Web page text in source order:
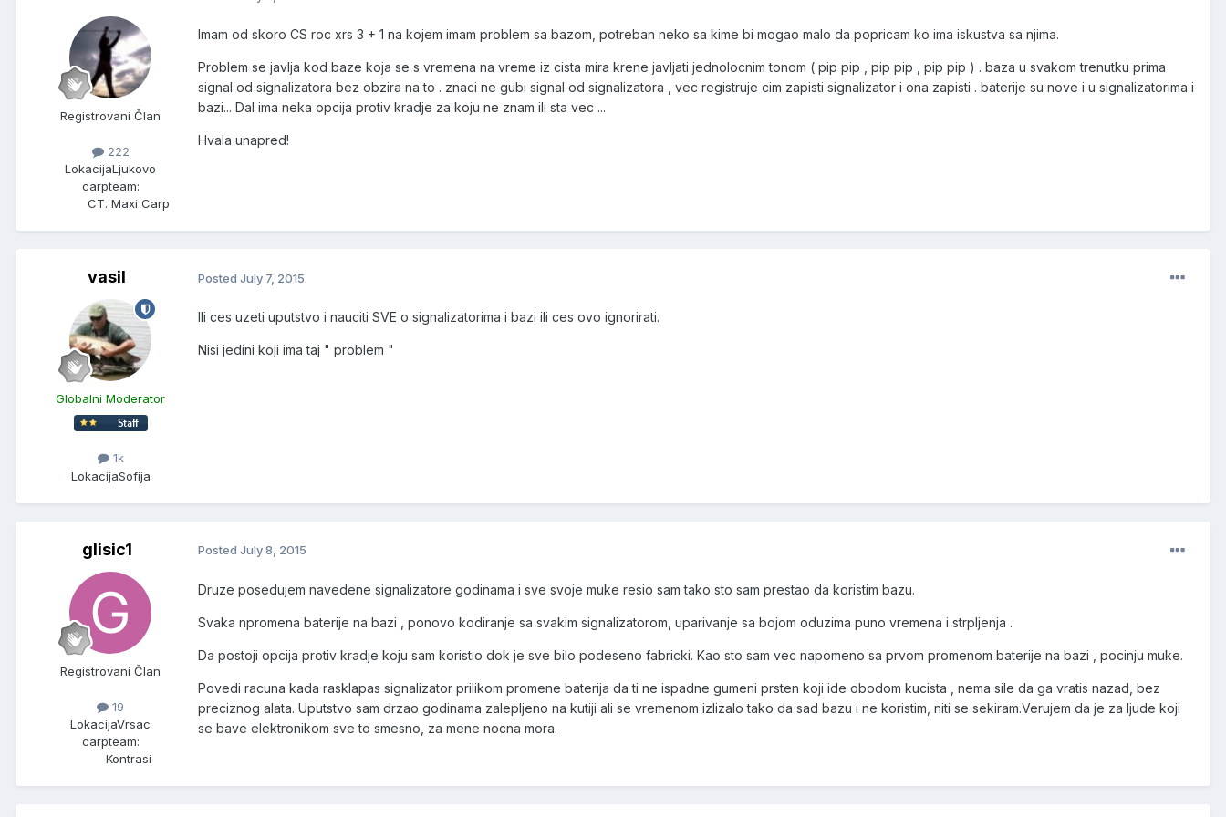
Registrovani Član
222
LokacijaLjukovo
carpteam:
CT. Maxi Carp
Imam od skoro CS roc xrs 3 + 1 na kojem imam problem sa bazom, potreban neko sa kime bi mogao malo da popricam ko ima iskustva sa njima.
Problem se javlja kod baze koja se s vremena na vreme iz cista mira krene javljati jednolocnim tonom ( pip pip , pip pip , pip pip ) . baza u svakom trenutku prima
signal od signalizatora bez obzira na to . znaci ne gubi signal od signalizatora , vec registruje cim zapisti signalizator i ona zapisti . baterije su nove i u signalizatorima i
bazi... Dal ima neka opcija protiv kradje za koju ne znam ili sta vec ...
Hvala unapred!
vasil
Globalni Moderator
1k
LokacijaSofija
Posted July 7, 2015
Ili ces uzeti uputstvo i nauciti SVE o signalizatorima i bazi ili ces ovo ignorirati.
Nisi jedini koji ima taj " problem "
glisic1
Registrovani Član
19
LokacijaVrsac
carpteam:
Kontrasi
Posted July 8, 2015
Druze posedujem navedene signalizatore godinama i sve svoje muke resio sam tako sto sam prestao da koristim bazu.
Svaka npromena baterije na bazi , ponovo kodiranje sa svakim signalizatorom, uparivanje sa bojom oduzima puno vremena i strpljenja .
Da postoji opcija protiv kradje koju sam koristio dok je sve bilo podeseno fabricki. Kao sto sam vec napomeno sa prvom promenom baterije na bazi , pocinju muke.
Povedi racuna kada rasklapas signalizator prilikom promene baterija da ti ne ispadne gumeni prsten koji ide obodom kucista , nema sile da ga vratis nazad, bez
preciznog alata. Uputstvo sam drzao godinama zalepljeno na kutiji ali se vremenom izlizalo tako da sad bazu i ne koristim, niti se sekiram.Verujem da je za ljude koji
se bave elektronikom sve to smesno, za mene nocna mora.